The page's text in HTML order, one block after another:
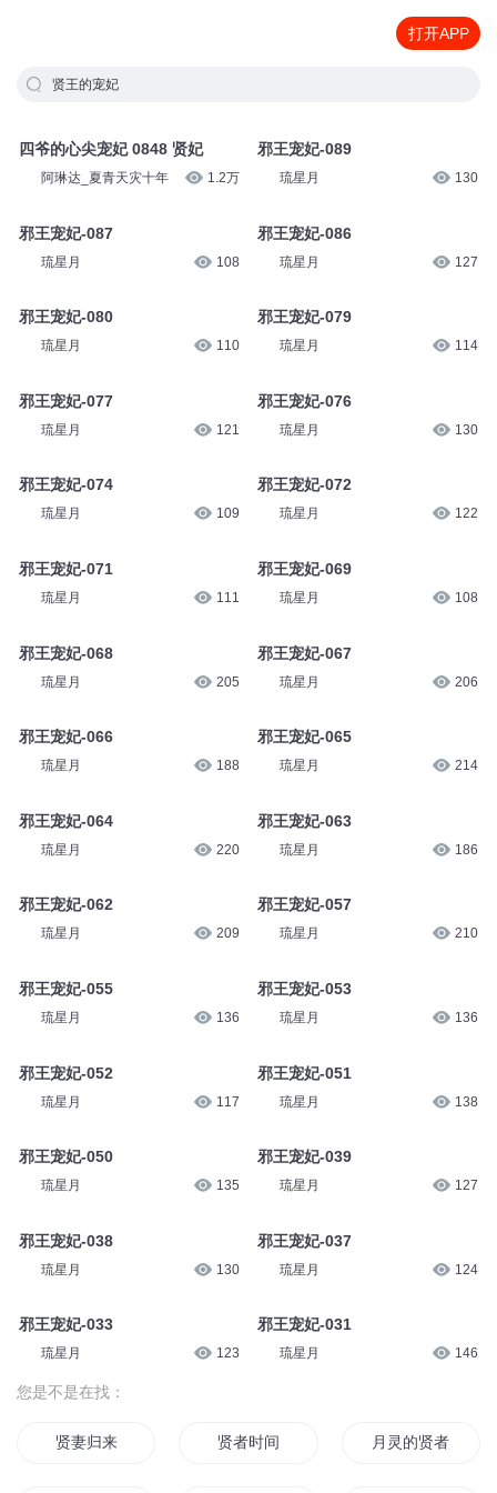
打开APP
贤王的宠妃
四爷的心尖宠妃 0848 贤妃
阿琳达_夏青天灾十年 1.2万
邪王宠妃-087
琉星月 108
邪王宠妃-080
琉星月 110
邪王宠妃-077
琉星月 121
邪王宠妃-074
琉星月 109
邪王宠妃-071
琉星月 111
邪王宠妃-068
琉星月 205
邪王宠妃-066
琉星月 188
邪王宠妃-064
琉星月 220
邪王宠妃-062
琉星月 209
邪王宠妃-055
琉星月 136
邪王宠妃-052
琉星月 117
邪王宠妃-050
琉星月 135
邪王宠妃-038
琉星月 130
邪王宠妃-033
琉星月 123
邪王宠妃-089
琉星月 130
邪王宠妃-086
琉星月 127
邪王宠妃-079
琉星月 114
邪王宠妃-076
琉星月 130
邪王宠妃-072
琉星月 122
邪王宠妃-069
琉星月 108
邪王宠妃-067
琉星月 206
邪王宠妃-065
琉星月 214
邪王宠妃-063
琉星月 186
邪王宠妃-057
琉星月 210
邪王宠妃-053
琉星月 136
邪王宠妃-051
琉星月 138
邪王宠妃-039
琉星月 127
邪王宠妃-037
琉星月 124
邪王宠妃-031
琉星月 146
您是不是在找：
贤妻归来 贤者时间 月灵的贤者